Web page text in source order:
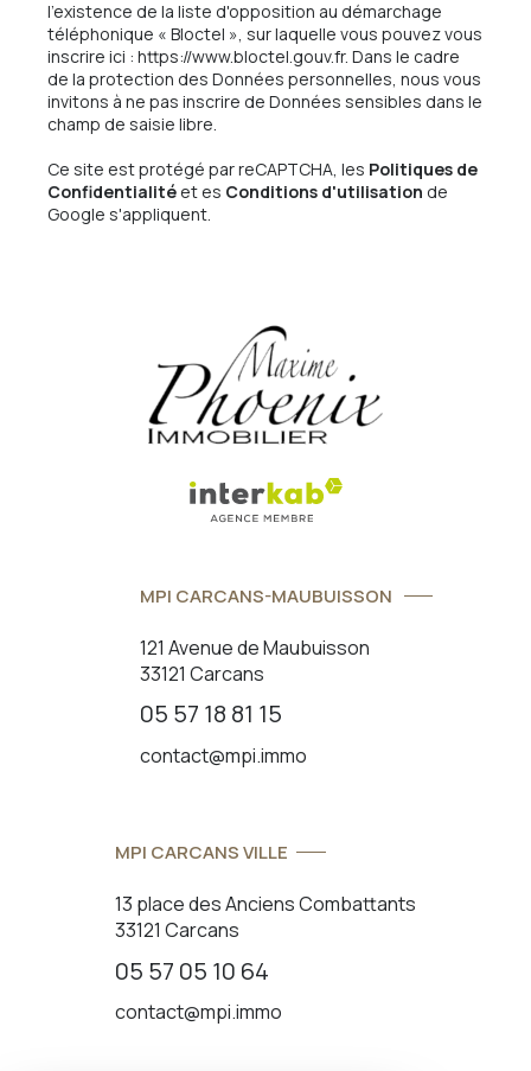
l’existence de la liste d'opposition au démarchage
téléphonique « Bloctel », sur laquelle vous pouvez vous
inscrire ici : https://www.bloctel.gouv.fr. Dans le cadre
de la protection des Données personnelles, nous vous
invitons à ne pas inscrire de Données sensibles dans le
champ de saisie libre.
Ce site est protégé par reCAPTCHA, les Politiques de
Confidentialité et es Conditions d'utilisation de
Google s'appliquent.
MPI CARCANS-MAUBUISSON
121 Avenue de Maubuisson
33121 Carcans
05 57 18 81 15
contact@mpi.immo
MPI CARCANS VILLE
13 place des Anciens Combattants
33121 Carcans
05 57 05 10 64
contact@mpi.immo